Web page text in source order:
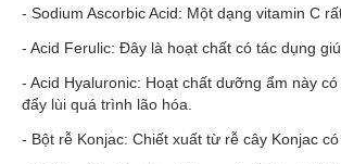
- Sodium Ascorbic Acid: Một dạng vitamin C
- Acid Ferulic: Đây là hoạt chất có tác dụng
- Acid Hyaluronic: Hoạt chất dưỡng ẩm này
đẩy lùi quá trình lão hóa
- Bột rễ Konjac: Chiết xuất từ rễ cây Konjac